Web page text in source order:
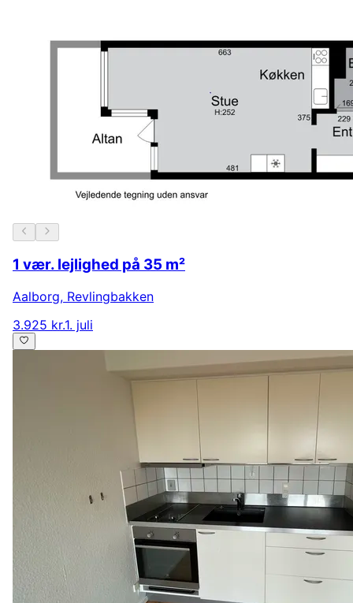
1 vær. lejlighed på 35 m²
Aalborg, Revlingbakken
3.925 kr.1. juli